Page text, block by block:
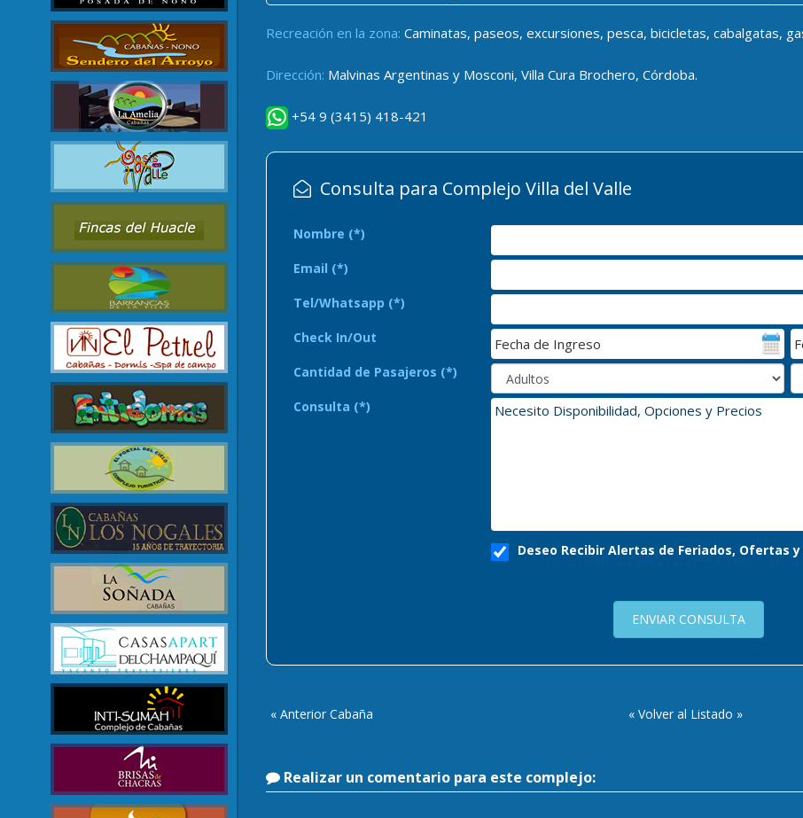
Recreación en la zona: Caminatas, paseos, excursiones, pesca, bicicletas, cabalgatas,
Dirección: Malvinas Argentinas y Mosconi, Villa Cura Brochero, Córdoba.
+54 9 (3415) 418-421
Consulta para Complejo Villa del Valle
Nombre (*)
Email (*)
Tel/Whatsapp (*)
Check In/Out
Cantidad de Pasajeros (*)
Consulta (*)
Deseo Recibir Alertas de Feriados, Ofertas
ENVIAR CONSULTA
« Anterior Cabaña « Volver al Listado »
Realizar un comentario para este complejo: